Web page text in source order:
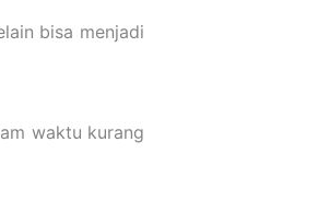
bisa menjadi
waktu kurang